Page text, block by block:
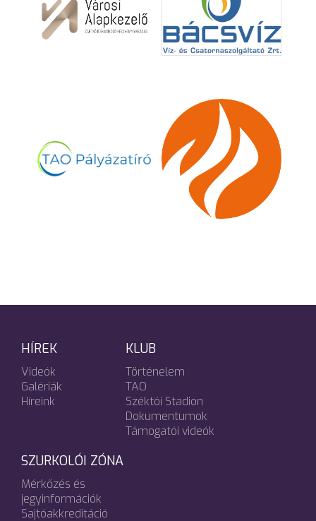
HÍREK
Videók
Galériák
Híreink
KLUB
Történelem
TAO
Széktói Stadion
Dokumentumok
Támogatói videók
SZURKOLÓI ZÓNA
Mérkőzés és
jegyinformációk
Sajtóakkreditáció